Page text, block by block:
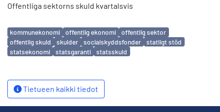
Offentliga sektorns skuld kvartalsvis
Avainsanat
kommunekonomi offentlig ekonomi
offentlig sektor
offentlig skuld
skulder socialskyddsfonder
statligt stöd
statsekonomi
statsgaranti statsskuld
Tietueen kaikki tiedot